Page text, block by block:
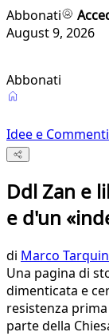
Abbonati
August 9, 2026
Abbonati
Idee e Commenti
Ddl Zan e
e d'un
di Marco
Una pagina di
dimenticata e
resistenza
parte della